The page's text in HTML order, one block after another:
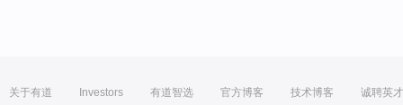
关于有道 Investors 有道智选 官方博客 技术博客 诚聘英才